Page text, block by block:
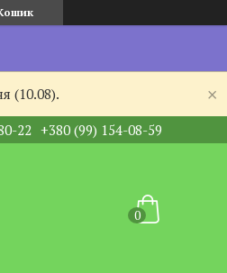
(10.08).
22 +380 (99) 154-08-59